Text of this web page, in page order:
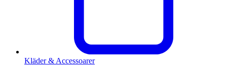
Kläder & Accessoarer